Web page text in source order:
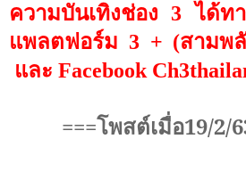
ความบันเทิงช่อง 3 ได้ท
แพลตฟอร์ม 3 + (สามพ
และ Facebook
===โพสต์เมื่อ